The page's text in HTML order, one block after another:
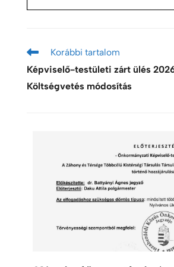
Korábbi tartalom
Képviselő-testületi zárt ülés
Költségvetés módosítás